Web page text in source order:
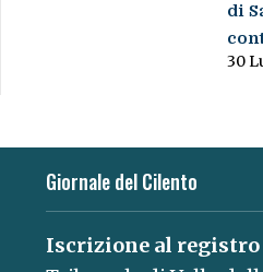
di
30
Giornale del Cilento
Iscrizione al registro